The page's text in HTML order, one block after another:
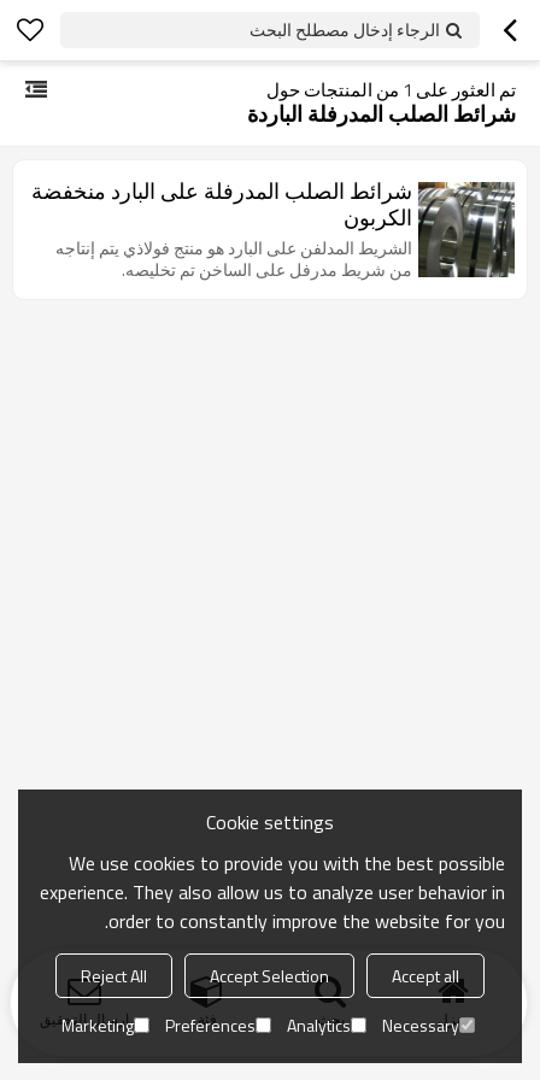
الرجاء إدخال مصطلح البحث
تم العثور على 1 من المنتجات حول
شرائط الصلب المدرفلة الباردة
شرائط الصلب المدرفلة على البارد منخفضة
الكربون
الشريط المدلفن على البارد هو منتج فولاذي يتم إنتاجه
من شريط مدرفل على الساخن تم تخليصه.
منزل بحث فئة ارسال التحقيق
Cookie settings
We use cookies to provide you with the best possible
experience. They also allow us to analyze user behavior in
order to constantly improve the website for you.
Accept all
Accept Selection
Reject All
Necessary
Analytics
Preferences
Marketing